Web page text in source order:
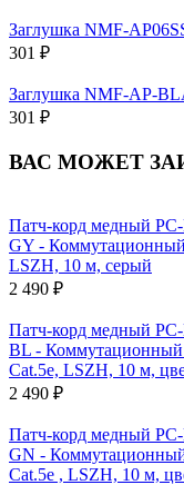
Заглушка NMF-
301 ₽
Заглушка NMF-AP-
301 ₽
ВАС МОЖЕТ
Патч-корд медный
GY -
LSZH, 10 м, серый
2 490 ₽
Патч-корд медный
BL - Коммутационный
Cat.5е, LSZH, 10 м,
2 490 ₽
Патч-корд медный
GN -
Cat.5е , LSZH, 10 м,